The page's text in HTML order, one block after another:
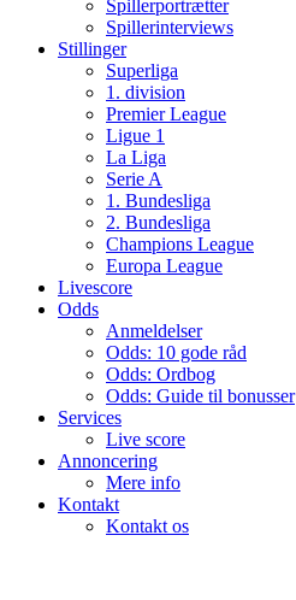
Spillerportrætter
Spillerinterviews
Stillinger
Superliga
1. division
Premier League
Ligue 1
La Liga
Serie A
1. Bundesliga
2. Bundesliga
Champions League
Europa League
Livescore
Odds
Anmeldelser
Odds: 10 gode råd
Odds: Ordbog
Odds: Guide til bonusser
Services
Live score
Annoncering
Mere info
Kontakt
Kontakt os